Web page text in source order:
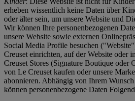
erheben wissentlich keine Daten über
oder älter sein, um unsere Website und
Wir können Ihre personenbezogenen
unsere Website sowie externen
Social Media Profile besuchen ("Website
Creuset einrichten, auf der Website oder
Creuset Stores (Signature Boutique oder
von Le Creuset kaufen oder unsere
abonnieren. Abhängig von Ihrem
können personenbezogene Daten